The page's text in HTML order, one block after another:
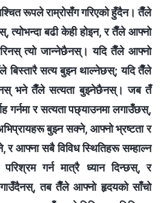
रूपले राम्रोसँग गरिएको हुँदैन। तैँले
त्योभन्दा बढी केही होइन, र तैँले आफ्नो
त्यो जान्‍नेछैनस्। यदि तैँले आफ्नो
बिस्तारै सत्य बुझ्न थाल्नेछस्; यदि तैँले
भने तैँले सत्यता बुझ्नेछैनस्। जब तँ
गर्नमा र सत्यता पछ्याउनमा लगाउँछस्,
बुझ्न सक्‍ने, आफ्नो भ्रष्टता र
र आफ्ना सबै विविध स्थितिहरू सम्हाल्न
गर्न मात्रै ध्यान दिन्छस्, र
तब तैँले आफ्‍नो हृदयको साँचो